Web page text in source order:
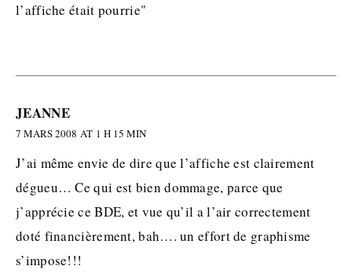
l’affiche était pourrie"
JEANNE
7 MARS 2008 AT 1 H 15 MIN
J’ai même envie de dire que l’affiche est clairement
dégueu… Ce qui est bien dommage, parce que
j’apprécie ce BDE, et vue qu’il a l’air correctement
doté financièrement, bah…. un effort de graphisme
s’impose!!!